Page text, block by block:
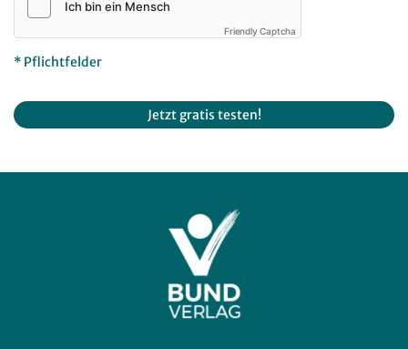
Friendly Captcha
* Pflichtfelder